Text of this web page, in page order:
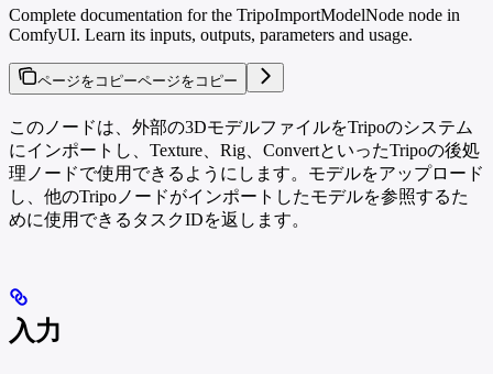
Complete documentation for the TripoImportModelNode node in
ComfyUI. Learn its inputs, outputs, parameters and usage.
ページをコピーページをコピー
このノードは、外部の3DモデルファイルをTripoのシステム
にインポートし、Texture、Rig、ConvertといったTripoの後処
理ノードで使用できるようにします。モデルをアップロード
し、他のTripoノードがインポートしたモデルを参照するた
めに使用できるタスクIDを返します。
入力